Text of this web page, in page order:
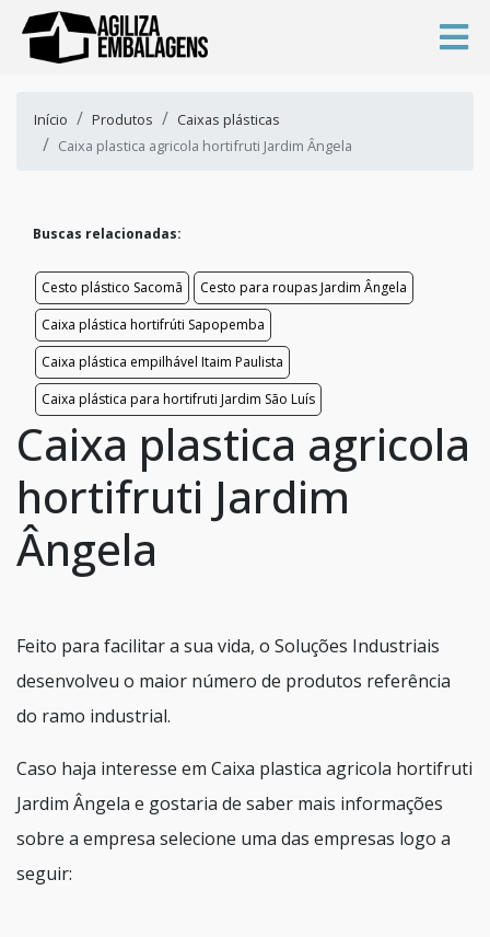
Início Produtos
Caixas plásticas
Caixa plastica agricola hortifruti Jardim Ângela
Buscas relacionadas:
Cesto plástico Sacomã
Cesto para roupas Jardim Ângela
Caixa plástica hortifrúti Sapopemba
Caixa plástica empilhável Itaim Paulista
Caixa plástica para hortifruti Jardim São Luís
Caixa plastica agricola
hortifruti Jardim
Ângela
Feito para facilitar a sua vida, o Soluções Industriais
desenvolveu o maior número de produtos referência
do ramo industrial.
Caso haja interesse em Caixa plastica agricola hortifruti
Jardim Ângela e gostaria de saber mais informações
sobre a empresa selecione uma das empresas logo a
seguir: